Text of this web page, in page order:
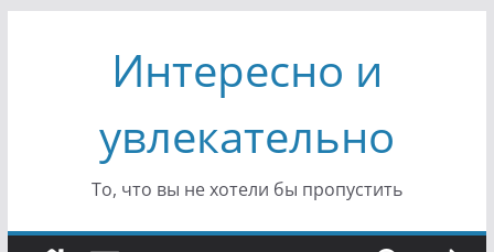
содержимомуИнтересно и
увлекательно
То, что вы не хотели бы пропустить